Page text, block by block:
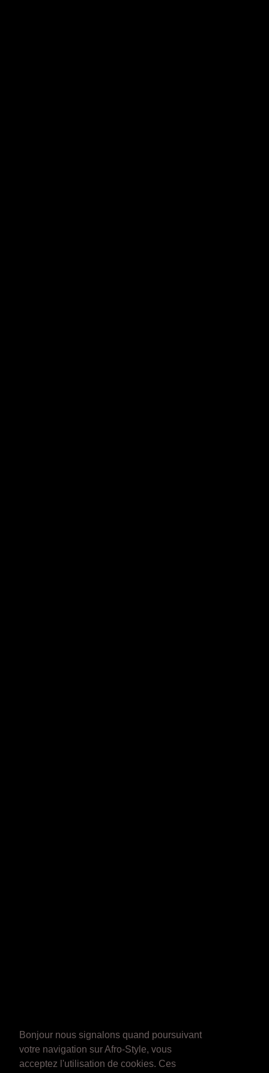
Bonjour nous signalons quand poursuivant
votre navigation sur Afro-Style, vous
acceptez l'utilisation de cookies. Ces